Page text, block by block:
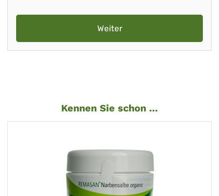
Weiter
Kennen Sie schon ...